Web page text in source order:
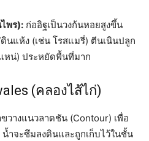
พร): ก่ออิฐเป็นวงก้นหอยสูงขึ้น
แห้ง (เช่น โรสแมรี่) ตีนเนินปลูก
หน่) ประหยัดพื้นที่มาก
(คลองไส้ไก่)
วางแนวลาดชัน (Contour) เพื่อ
ำจะซึมลงดินและถูกเก็บไว้ในชั้น